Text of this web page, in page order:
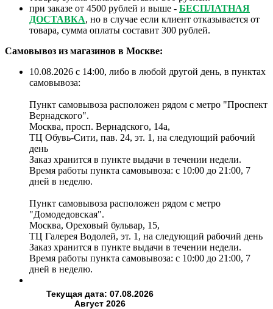
при заказе от 4500 рублей и выше - БЕСПЛАТНАЯ
ДОСТАВКА, но в случае если клиент отказывается от
товара, сумма оплаты составит 300 рублей.
Самовывоз из магазинов в Москве:
10.08.2026 с 14:00, либо в любой другой день, в пунктах
самовывоза:
Пункт самовывоза расположен рядом с метро "Проспект
Вернадского".
Москва, просп. Вернадского, 14а,
ТЦ Обувь-Сити, пав. 24, эт. 1, на следующий рабочий
день
Заказ хранится в пункте выдачи в течении недели.
Время работы пункта самовывоза: с 10:00 до 21:00, 7
дней в неделю.
Пункт самовывоза расположен рядом с метро
"Домодедовская".
Москва, Ореховый бульвар, 15,
ТЦ Галерея Водолей, эт. 1, на следующий рабочий день
Заказ хранится в пункте выдачи в течении недели.
Время работы пункта самовывоза: с 10:00 до 21:00, 7
дней в неделю.
Текущая дата: 07.08.2026
Август 2026